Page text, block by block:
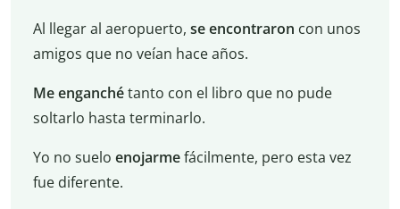
Al llegar al aeropuerto, se encontraron con unos
amigos que no veían hace años.
Me enganchétanto con el libro que no pude
soltarlo hasta terminarlo.
Yo no suelo enojarmefácilmente, pero esta vez
fue diferente.